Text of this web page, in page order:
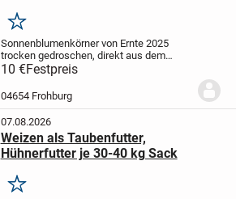
Merken
Sonnenblumenkörner von Ernte 2025
trocken gedroschen, direkt aus dem
Mähdrescher ohne extra Reinigung, es
können kurze Stängelteile mit dabei sein,
siehe Bild 1 Als Vogelfutter, zum Oel
10 €Festpreis
04654 Frohburg
07.08.2026
Weizen als Taubenfutter,
Hühnerfutter je 30-40 kg Sack
Merken